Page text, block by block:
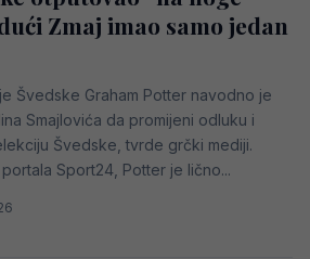
Zmaj imao samo jedan
Švedske Graham Potter navodno je
Smajlovića da promijeni odluku i
Švedske, tvrde grčki mediji.
Sport24, Potter je lično...